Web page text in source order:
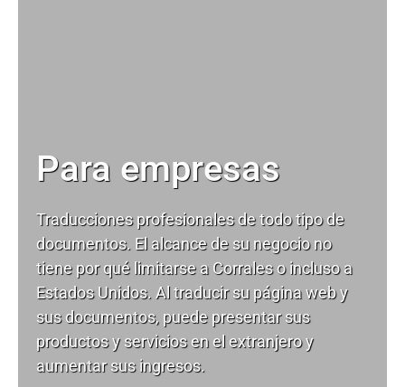
Para empresas
Traducciones profesionales de todo tipo de
documentos. El alcance de su negocio no
tiene por qué limitarse a Corrales o incluso a
Estados Unidos. Al traducir su página web y
sus documentos, puede presentar sus
productos y servicios en el extranjero y
aumentar sus ingresos.